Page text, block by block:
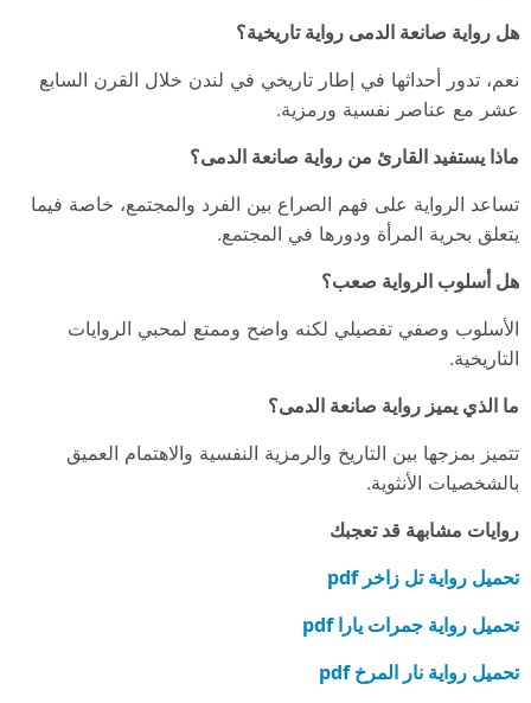
هل رواية صانعة الدمى رواية تاريخية؟
نعم، تدور أحداثها في إطار تاريخي في لندن خلال القرن السابع
عشر مع عناصر نفسية ورمزية.
ماذا يستفيد القارئ من رواية صانعة الدمى؟
تساعد الرواية على فهم الصراع بين الفرد والمجتمع، خاصة فيما
يتعلق بحرية المرأة ودورها في المجتمع.
هل أسلوب الرواية صعب؟
الأسلوب وصفي تفصيلي لكنه واضح وممتع لمحبي الروايات
التاريخية.
ما الذي يميز رواية صانعة الدمى؟
تتميز بمزجها بين التاريخ والرمزية النفسية والاهتمام العميق
بالشخصيات الأنثوية.
روايات مشابهة قد تعجبك
تحميل رواية تل زاخر pdf
تحميل رواية جمرات يارا pdf
تحميل رواية نار المرخ pdf